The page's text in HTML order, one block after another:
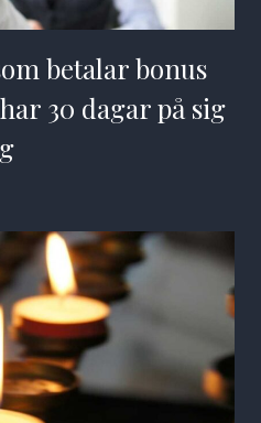
betalar bonus
30 dagar på sig